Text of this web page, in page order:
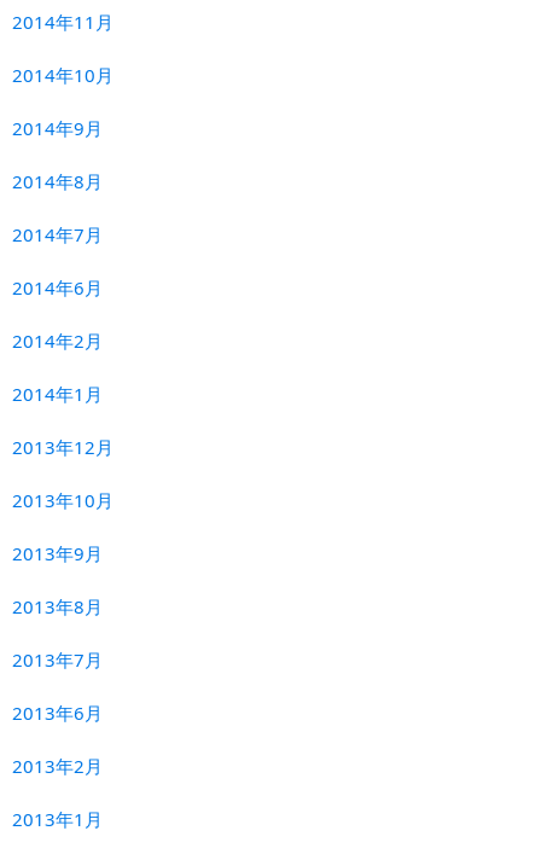
2014年11月
2014年10月
2014年9月
2014年8月
2014年7月
2014年6月
2014年2月
2014年1月
2013年12月
2013年10月
2013年9月
2013年8月
2013年7月
2013年6月
2013年2月
2013年1月